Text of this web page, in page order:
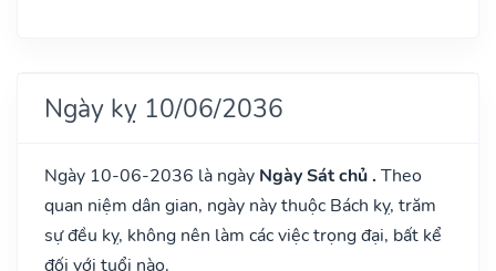
Ngày kỵ 10/06/2036
Ngày 10-06-2036 là ngày Ngày Sát chủ . Theo
quan niệm dân gian, ngày này thuộc Bách kỵ, trăm
sự đều kỵ, không nên làm các việc trọng đại, bất kể
đối với tuổi nào.